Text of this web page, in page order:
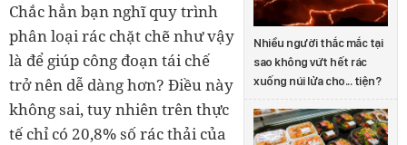
Nhiều người thắc mắc tại
sao không vứt hết rác
xuống núi lửa cho... tiện?
Chắc hẳn bạn nghĩ quy trình
phân loại rác chặt chẽ như vậy
là để giúp công đoạn tái chế
trở nên dễ dàng hơn? Điều này
không sai, tuy nhiên trên thực
tế chỉ có 20,8% số rác thải của